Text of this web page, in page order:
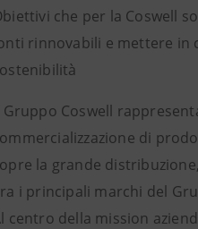
che per la Coswell
rinnovabili e mettere in
Gruppo Coswell
di
la grande
i principali marchi del
centro della mission